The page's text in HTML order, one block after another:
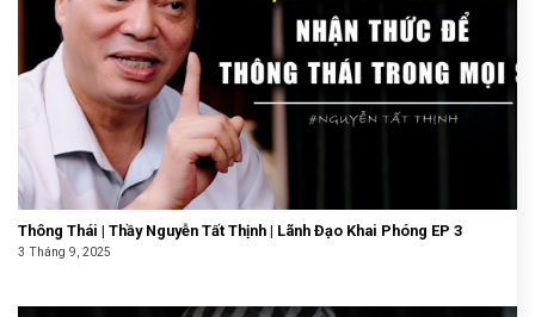
Thông Thái | Thầy Nguyễn Tất Thịnh | Lãnh Đạo Khai Phóng EP 3
3 Tháng 9, 2025